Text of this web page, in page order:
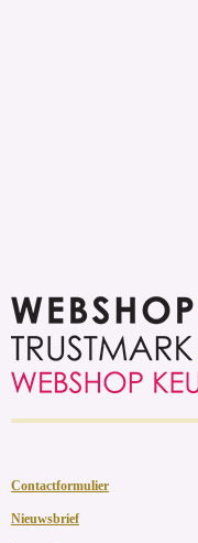
Contactformulier
Nieuwsbrief